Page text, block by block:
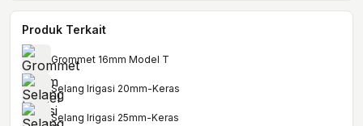
Produk Terkait
Grommet 16mm Model T
Selang Irigasi 20mm-Keras
Selang Irigasi 25mm-Keras